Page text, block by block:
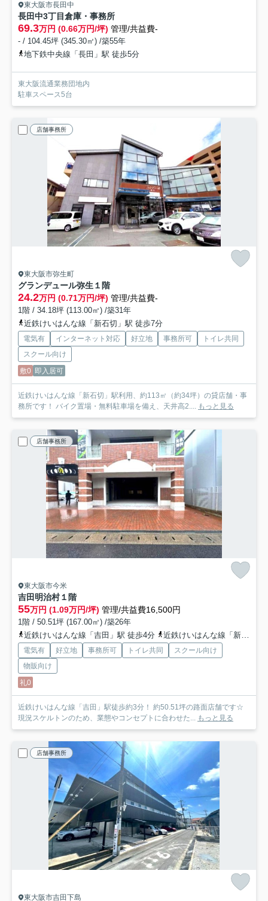
東大阪市長田中
長田中3丁目倉庫・事務所
69.3万円 (0.66万円/坪) 管理/共益費-
- / 104.45坪 (345.30㎡) /築55年
地下鉄中央線「長田」駅 徒歩5分
東大阪流通業務団地内
駐車スペース5台
店舗事務所
東大阪市弥生町
グランデュール弥生 １階
24.2万円 (0.71万円/坪) 管理/共益費-
1階 / 34.18坪 (113.00㎡) /築31年
近鉄けいはんな線「新石切」駅 徒歩7分
電気有 インターネット対応 好立地 事務所可
トイレ共同
スクール向け
敷0 即入居可
近鉄けいはんな線「新石切」駅利用、約113㎡（約34坪）の貸店舗・事
務所です！ バイク置場・無料駐車場を備え、天井高2.... もっと見る
店舗事務所
東大阪市今米
吉田明治村１階
55万円 (1.09万円/坪) 管理/共益費16,500円
1階 / 50.51坪 (167.00㎡) /築26年
近鉄けいはんな線「吉田」駅 徒歩4分
近鉄けいはんな線「新石切」駅 徒歩23分
電気有 好立地 事務所可 トイレ共同
スクール向け
物販向け
礼0
近鉄けいはんな線「吉田」駅徒歩約3分！ 約50.51坪の路面店舗です☆
現況スケルトンのため、業態やコンセプトに合わせた... もっと見る
店舗事務所
東大阪市吉田下島